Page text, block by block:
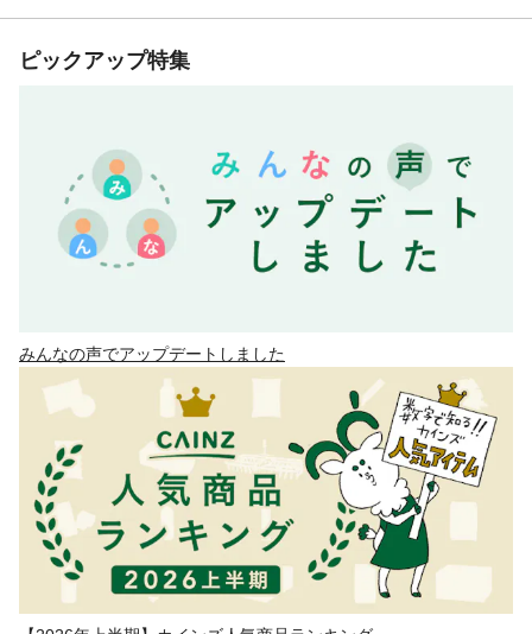
ピックアップ特集
みんなの声でアップデートしました